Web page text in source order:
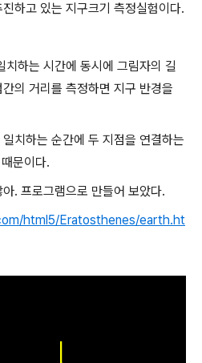
하고 있는 지구크기 측정실험이다.
하는 시간에 동시에 그림자의 길
의 거리를 측정하면 지구 반경을
치하는 순간에 두 지점을 연결하는
문이다.
. 프로그램으로 만들어 보았다.
html5/Eratosthenes/earth.ht